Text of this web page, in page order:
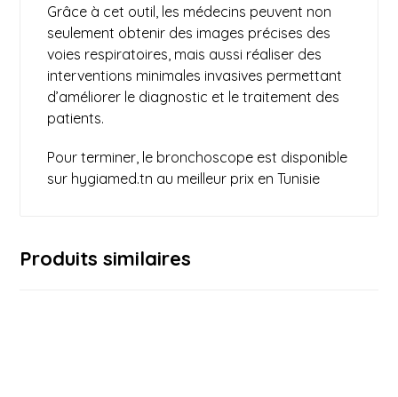
Grâce à cet outil, les médecins peuvent non
seulement obtenir des images précises des
voies respiratoires, mais aussi réaliser des
interventions minimales invasives permettant
d’améliorer le diagnostic et le traitement des
patients.
Pour terminer, le bronchoscope est disponible
sur hygiamed.tn au meilleur prix en Tunisie
Produits similaires